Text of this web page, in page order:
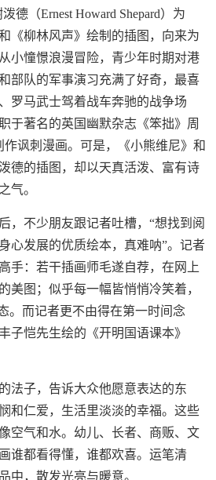
德（Ernest Howard Shepard）为
《柳林风声》绘制的插图，向来为
小憧憬浪漫冒险，青少年时期对港
部队的军事演习充满了好奇，最喜
罗马武士驾着战车奔驰的战争场
于著名的英国幽默杂志《笨拙》周
作讽刺漫画。可是，《小熊维尼》和
德的插图，却以天真活泼、富有诗
气。
，不少朋友跟记者吐槽，“想找到阅
心发展的优质绘本，真难呐”。记者
手：若干插画师毛遂自荐，在网上
美图；似乎每一幅皆悄悄冷笑着，
。而记者更不由得在第一时间念
子恺先生绘的《开明国语课本》
法子，告诉大众他愿意表达的东
和仁爱，生活里淡淡的幸福。这些
空气和水。幼儿、长者、商贩、文
谁都看得懂，谁都欢喜。运笔清
中，散发光亮与暖意。